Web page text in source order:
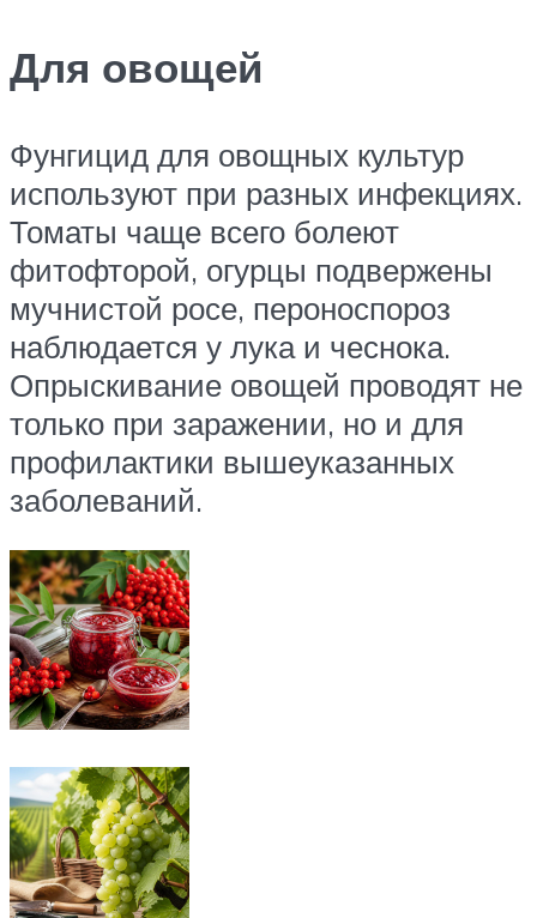
Для овощей
Фунгицид для овощных культур
используют при разных инфекциях.
Томаты чаще всего болеют
фитофторой, огурцы подвержены
мучнистой росе, пероноспороз
наблюдается у лука и чеснока.
Опрыскивание овощей проводят не
только при заражении, но и для
профилактики вышеуказанных
заболеваний.